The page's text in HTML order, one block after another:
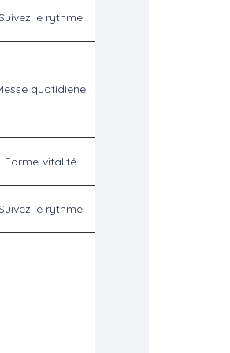
le rythme
quotidiene
Forme-vitalité
le rythme